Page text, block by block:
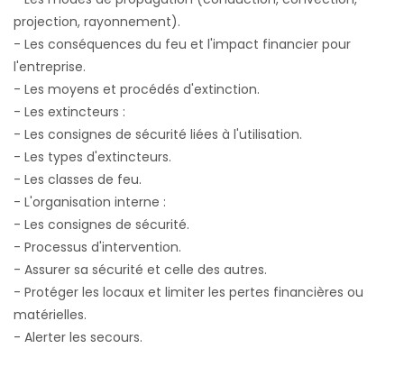
projection, rayonnement).
- Les conséquences du feu et l'impact financier pour
l'entreprise.
- Les moyens et procédés d'extinction.
- Les extincteurs :
- Les consignes de sécurité liées à l'utilisation.
- Les types d'extincteurs.
- Les classes de feu.
- L'organisation interne :
- Les consignes de sécurité.
- Processus d'intervention.
- Assurer sa sécurité et celle des autres.
- Protéger les locaux et limiter les pertes financières ou
matérielles.
- Alerter les secours.